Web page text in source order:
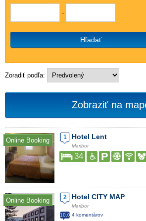
-
Hľadať
Zoradiť podľa:
Zobraziť na
Online Booking 1 Hotel Lent
Maribor
34
Online Booking 2 Hotel CITY MAP
Maribor
10.0 4 komentárov